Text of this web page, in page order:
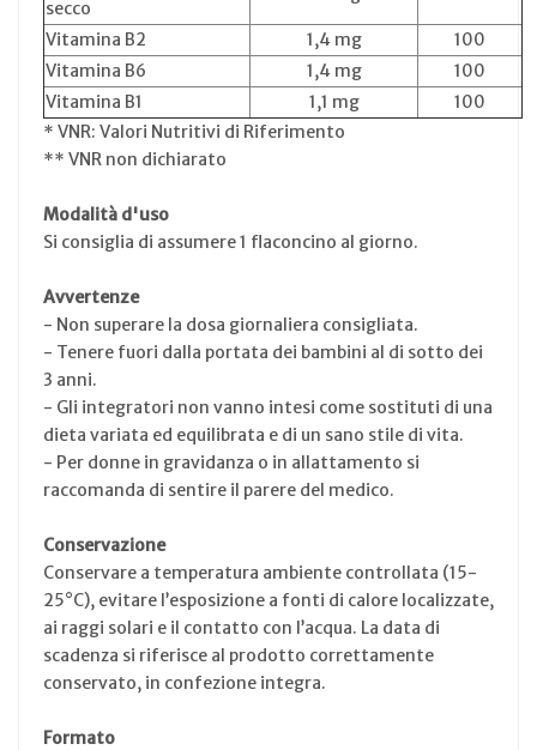
secco
Vitamina B2 1,4 mg
100
Vitamina B6
1,4 mg
100
Vitamina B1
1,1 mg
100
* VNR: Valori Nutritivi di Riferimento
** VNR non dichiarato
Modalità d'uso
Si consiglia di assumere 1 flaconcino al giorno.
Avvertenze
- Non superare la dosa giornaliera consigliata.
- Tenere fuori dalla portata dei bambini al di sotto dei
3 anni.
- Gli integratori non vanno intesi come sostituti di una
dieta variata ed equilibrata e di un sano stile di vita.
- Per donne in gravidanza o in allattamento si
raccomanda di sentire il parere del medico.
Conservazione
Conservare a temperatura ambiente controllata (15-
25°C), evitare l’esposizione a fonti di calore localizzate,
ai raggi solari e il contatto con l’acqua. La data di
scadenza si riferisce al prodotto correttamente
conservato, in confezione integra.
Formato